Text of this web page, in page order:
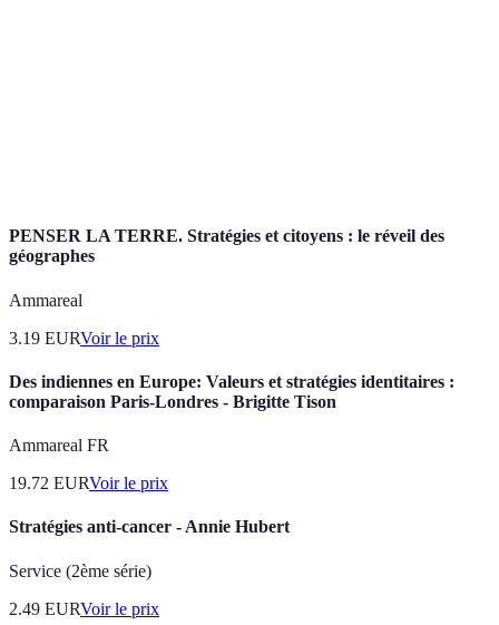
PENSER LA TERRE. Stratégies et citoyens : le réveil des
géographes
Ammareal
3.19 EURVoir le prix
Des indiennes en Europe: Valeurs et stratégies identitaires :
comparaison Paris-Londres - Brigitte Tison
Ammareal FR
19.72 EURVoir le prix
Stratégies anti-cancer - Annie Hubert
Service (2ème série)
2.49 EURVoir le prix